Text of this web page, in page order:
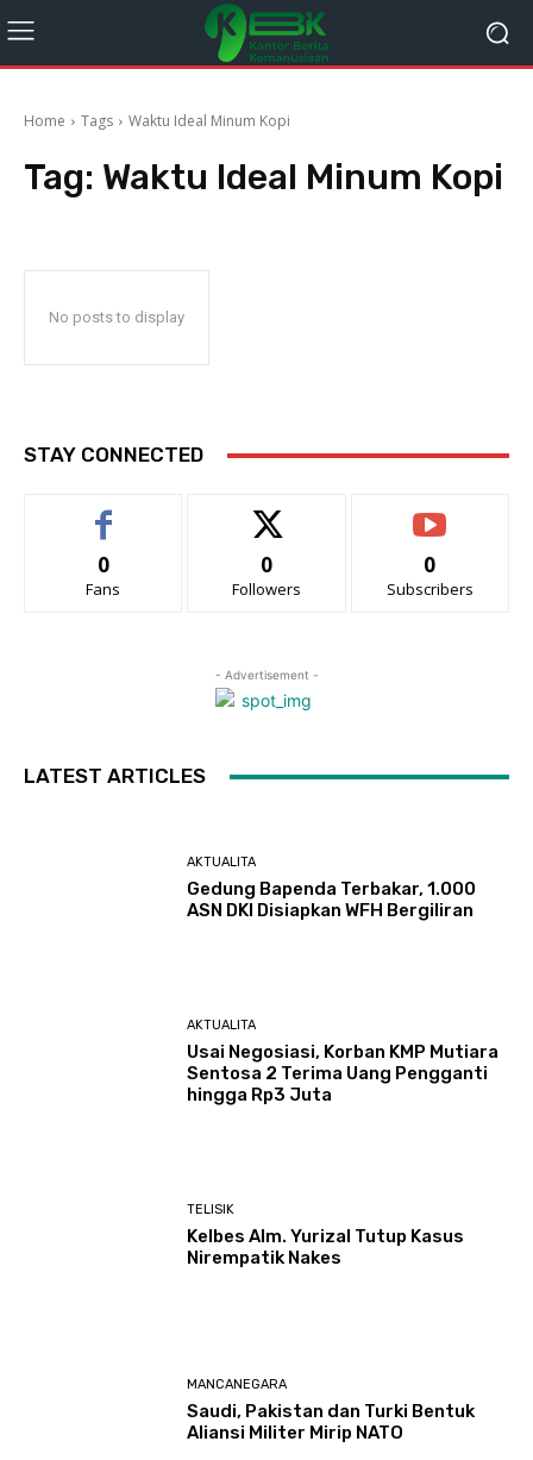
Home Tags Waktu Ideal Minum Kopi
Tag: Waktu Ideal Minum Kopi
No posts to display
STAY CONNECTED
0
Fans
0
Followers
0
Subscribers
- Advertisement -
LATEST ARTICLES
AKTUALITA
Gedung Bapenda Terbakar, 1.000
ASN DKI Disiapkan WFH Bergiliran
AKTUALITA
Usai Negosiasi, Korban KMP Mutiara
Sentosa 2 Terima Uang Pengganti
hingga Rp3 Juta
TELISIK
Kelbes Alm. Yurizal Tutup Kasus
Nirempatik Nakes
MANCANEGARA
Saudi, Pakistan dan Turki Bentuk
Aliansi Militer Mirip NATO